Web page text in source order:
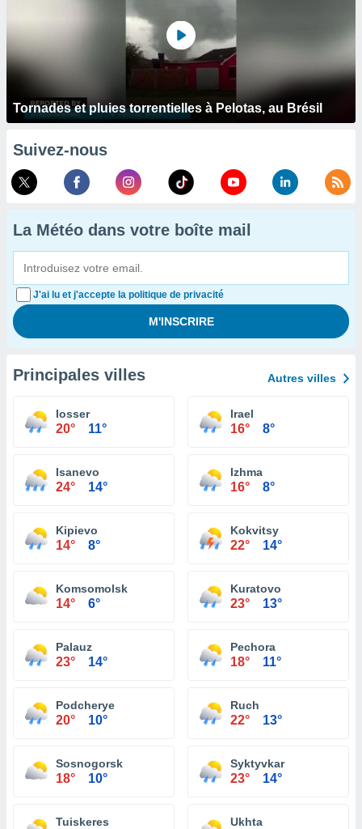
Tornades et pluies torrentielles à Pelotas, au Brésil
Suivez-nous
La Météo dans votre boîte mail
J'ai lu et j'accepte la politique de privacité
Principales villes Autres villes
Iosser
20° 11°
Irael
16° 8°
Isanevo
24° 14°
Izhma
16° 8°
Kipievo
14° 8°
Kokvitsy
22° 14°
Komsomolsk
14° 6°
Kuratovo
23° 13°
Palauz
23° 14°
Pechora
18° 11°
Podcherye
20° 10°
Ruch
22° 13°
Sosnogorsk
18° 10°
Syktyvkar
23° 14°
Tuiskeres Ukhta